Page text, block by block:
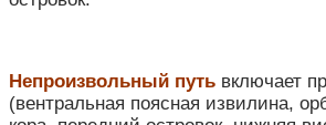
Непроизвольный путь включает
(вентральная поясная извилина,